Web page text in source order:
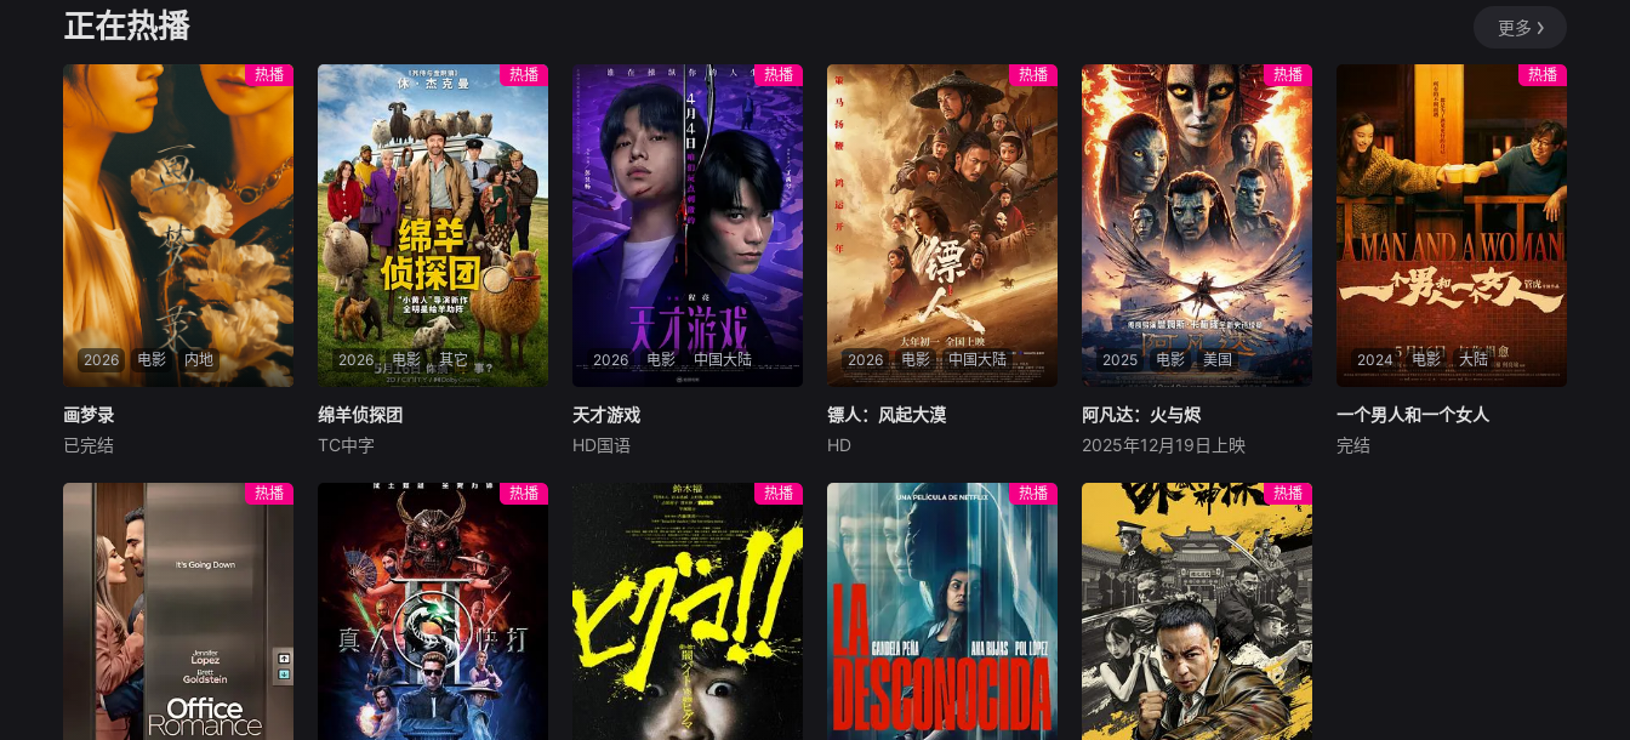
墨门，少年路朝歌痛失至亲，
绝境之中觉醒绑定逆天系统，
清世间妖邪。十年蛰伏苦修，
他困于初境寸步难行，一朝契
机重启系统，携妹妹路冬梨下
山寻灵草破境。途中
她是浪费生命、声称漫画都是
虚构，在没收漫画后，手岛指
出漫画产业遭逢的困境，但安
海表示自己确实按照漫画中描
述的方式交到朋友。之后安海
得知 ☆野0 将推出续作，便独
自到 Comike 购买新作，发现
☆野0 即是手岛老师，便恳请
他教自己画漫画。
书。在遗书中他宣布，只有以
“盲饮”方式猜中他指定的十二
瓶顶级葡萄酒（“十二使徒”）
以及第十三瓶梦幻之酒（“神
之雫”）的酒名
世界「人魔共荣圈」迈进。跨
越种族之间的隔阂，携手走向
繁荣的魔国联邦。然而，在这
背后，也有人将魔王利姆路的
崛起视为危险。其中
者·神威除灵。 拥有压倒性
灵力的神威，除灵方式却是前
所未见的—— “以高超性
爱技巧让幽灵们爽到升
天！！！！！”
生到最高难度“地狱模式”的前
本，没有论坛。连练级都是赌
上性命——面对如此绝望的环
境，他身为玩家的本能却为之
雀跃。 凭借转生时获得的独一
无二且充满谜团的才能“召唤
士”的能力，以及前世的知
识，一次次突破死线的亚莲，
虽出身农奴，却得以成为贵族
格兰威尔家的“客人”。 而新的
舞台——拉塔什王国学园都
市。在学园中等待着的是新的
伙伴、与人类最强勇者赫米奥
斯的相遇，以及梦寐以求的组
这个世界无论走到哪里都是
“地狱模式”。在新的舞台上，
正在热播 更多
2026 电影 内地
热播
画梦录
代露娃
民国的上海滩，身怀绝技的孤
女画师许雁真，意外与身陷危
局的融汇银行总账姜心羽产生
交集。姜心羽遭人陷害，只得
与许雁真结盟，彼时银行欲将
国宝名画低价卖给外国人，许
雁真凭借自身精湛画技仿造名
画、偷天换日。几经波折，两
人联手在各方势力的夹缝间巧
妙周旋，共历险阻，破解重重
困境。
画梦录
已完结
2026 电影 其它
热播
绵羊侦探团
牧羊人乔治（休·杰克曼
饰）最爱给羊群读侦探小说，
没想到自己有一天会离奇死
亡。他留下的3000万巨额遗
产，让每个人貌似都有犯罪动
机。警察毫无头绪之时，羊群
们决定“不务正业”迈出牧场，
追查牧羊人“躺平
绵羊侦探团
TC中字
2026 电影 中国大陆
热播
天才游戏
彭昱畅
穷途末路的天才少年刘全龙
（彭昱畅 饰），被偏执富家公
子陈伦（丁禹兮 饰）选中，被
迫踏入一场为他量身打造的
“换命游戏”。豪华别墅、名车
名表、神秘女友全部备齐，在
陈伦的精心打造下，刘全龙瞬
间拥有顶配人生。
天才游戏
HD国语
2026 电影 中国大陆
热播
镖人：风起大漠
大漠之上，镖人、官府、西域
五大家族等多方势力盘根错
节、暗潮涌动。“天字第二号
逃犯”刀马接下特殊押镖任
务，和同伴一起从西域护镖远
赴长安。不料，他们的护送对
象竟是“天字第一号逃犯”知世
郎……天下熙熙皆为利来，各
方势力闻风入局，抢镖厮杀接
连上演……
镖人：风起大漠
HD
2025 电影 美国
热播
阿凡达：火与烬
萨姆·沃辛顿
佐伊·索尔达娜
影片聚焦杰克·萨利与奈蒂莉一
家的命运起伏，在前作的情感
余波之上，深刻描绘一个家族
在战火中如何成长、并共同守
护血脉相连的情感纽带的历
程，从而将故事推向更具张力
的全新维度。此外，潘多拉的
全新领域也即将揭晓
阿凡达：火与烬
2025年12月19日上映
2024 电影 大陆
热播
一个男人和一个女人
黄渤
一个男人和一个女人
完结
热播 热播 热播 热播 热播